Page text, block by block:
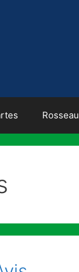
Rosseau